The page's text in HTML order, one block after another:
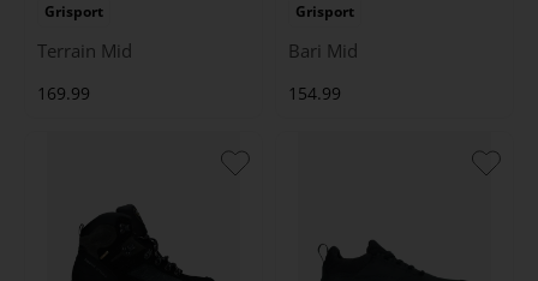
Grisport
Terrain Mid
169.99
Grisport
Bari Mid
154.99